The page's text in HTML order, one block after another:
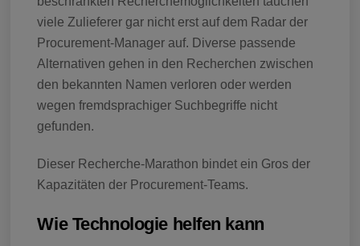
viele Zulieferer gar nicht erst auf dem Radar der
Procurement-Manager auf. Diverse passende
Alternativen gehen in den Recherchen zwischen
den bekannten Namen verloren oder werden
wegen fremdsprachiger Suchbegriffe nicht
gefunden.
Dieser Recherche-Marathon bindet ein Gros der
Kapazitäten der Procurement-Teams.
Wie Technologie helfen kann